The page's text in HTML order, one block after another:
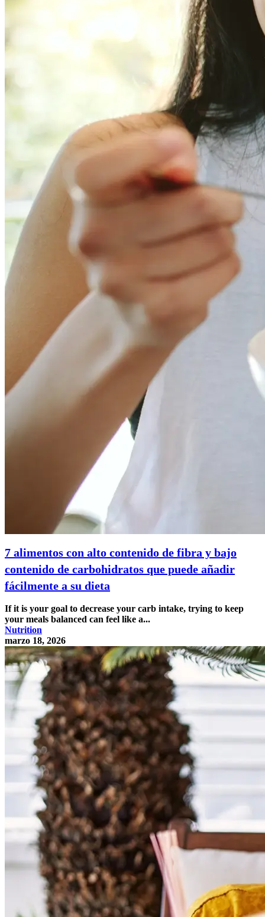
7 alimentos con alto contenido de fibra y bajo
contenido de carbohidratos que puede añadir
fácilmente a su dieta
If it is your goal to decrease your carb intake, trying to keep
your meals balanced can feel like a...
Nutrition
marzo 18, 2026